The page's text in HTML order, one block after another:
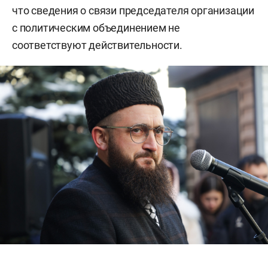
что сведения о связи председателя организации
с политическим объединением не
соответствуют действительности.